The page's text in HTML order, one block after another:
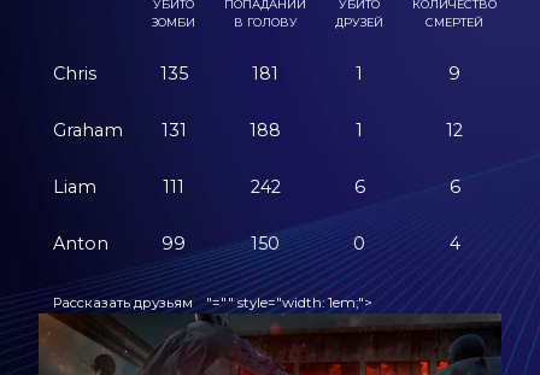
УБИТО
ЗОМБИ
ПОПАДАНИЙ
В ГОЛОВУ
УБИТО
ДРУЗЕЙ
КОЛИЧЕСТВО
СМЕРТЕЙ
Chris 135 181 1 9
Graham 131 188 1 12
Liam 111 242 6 6
Anton 99 150 0 4
Рассказать друзьям "="" style="width: 1em;">